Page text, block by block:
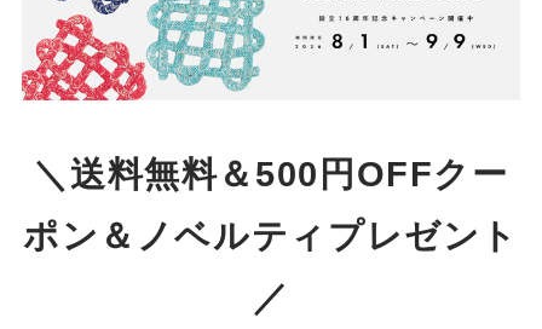
＼送料無料＆500円OFFクー
ポン＆ノベルティプレゼント
／